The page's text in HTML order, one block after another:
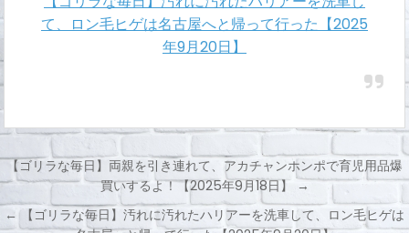
て、ロン毛ヒゲは名古屋へと帰って行った【2025
年9月20日】
投
【ゴリラな毎日】両親を引き連れて、アカチャンホンポで育児用品爆
買いするよ！【2025年9月18日】 →
← 【ゴリラな毎日】汚れに汚れたハリアーを洗車して、ロン毛ヒゲは